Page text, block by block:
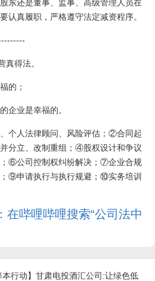
东还是董事、监事、高级管理人员在
认真履职，严格遵守法定减资程序。
真得法。
的；
企业是幸福的。
个人法律顾问、风险评估；②合同起
分立、改制重组；④股权设计和争议
⑥公司控制权纠纷解决；⑦企业合规
⑨申请执行与执行规避；⑩实务培训
在哔哩哔哩搜索“公司法中
本行动】甘肃电投酒汇公司:让绿色低